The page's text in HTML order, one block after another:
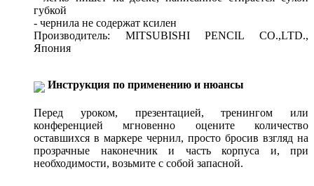
губкой
- чернила не содержат ксилен
Производитель: MITSUBISHI PENCIL CO.,LTD.,
Япония
Инструкция по применению и нюансы
Перед уроком, презентацией, тренингом или
конференцией мгновенно оцените количество
оставшихся в маркере чернил, просто бросив взгляд на
прозрачные наконечник и часть корпуса и, при
необходимости, возьмите с собой запасной.